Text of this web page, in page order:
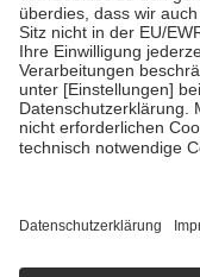
mit Ausnahme der
• Untersuchungen zur
GKV getragen werden
• empfohlenen
• Harn- und
getroffen, um
https://